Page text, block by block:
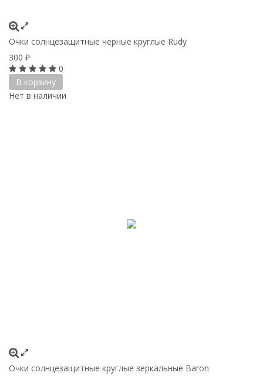
Очки солнцезащитные черные круглые Rudy
300 ₽
0
В корзину
Нет в наличии
Очки солнцезащитные круглые зеркальные Baron